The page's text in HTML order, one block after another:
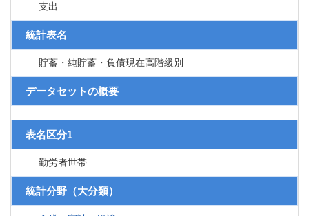
支出
統計表名
貯蓄・純貯蓄・負債現在高階級別
データセットの概要
表名区分1
勤労者世帯
統計分野（大分類）